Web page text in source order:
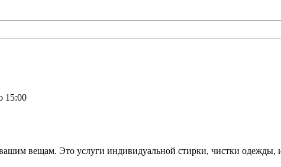
15:00
вещам. Это услуги индивидуальной стирки, чистки одежды,